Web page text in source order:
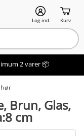
Log ind Kurv
2 varer 📦
Brun, Glas,
cm